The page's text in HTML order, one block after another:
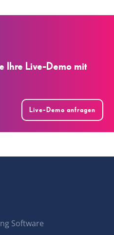
Ihre Live-Demo mit
Live-Demo anfragen
Software